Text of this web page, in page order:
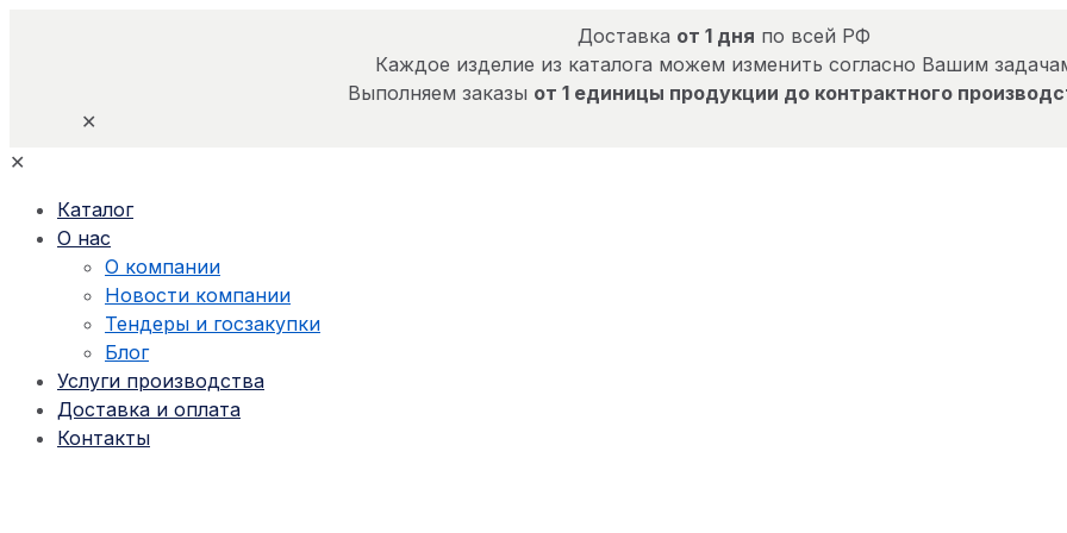
Доставка от 1 дня по всей РФ
Каждое изделие из каталога можем изменить согласно Вашим
Выполняем заказы от 1 единицы продукции до контрактного
✕
✕
Каталог
О нас
О компании
Новости компании
Тендеры и госзакупки
Блог
Услуги производства
Доставка и оплата
Контакты